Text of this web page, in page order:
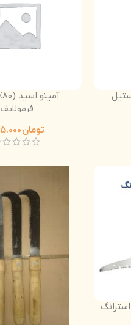
فِرمولایف
تومان